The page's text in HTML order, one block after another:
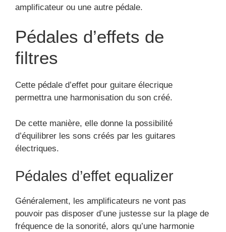
amplificateur ou une autre pédale.
Pédales d’effets de
filtres
Cette pédale d’effet pour guitare élecrique
permettra une harmonisation du son créé.
De cette manière, elle donne la possibilité
d’équilibrer les sons créés par les guitares
électriques.
Pédales d’effet equalizer
Généralement, les amplificateurs ne vont pas
pouvoir pas disposer d’une justesse sur la plage de
fréquence de la sonorité, alors qu’une harmonie